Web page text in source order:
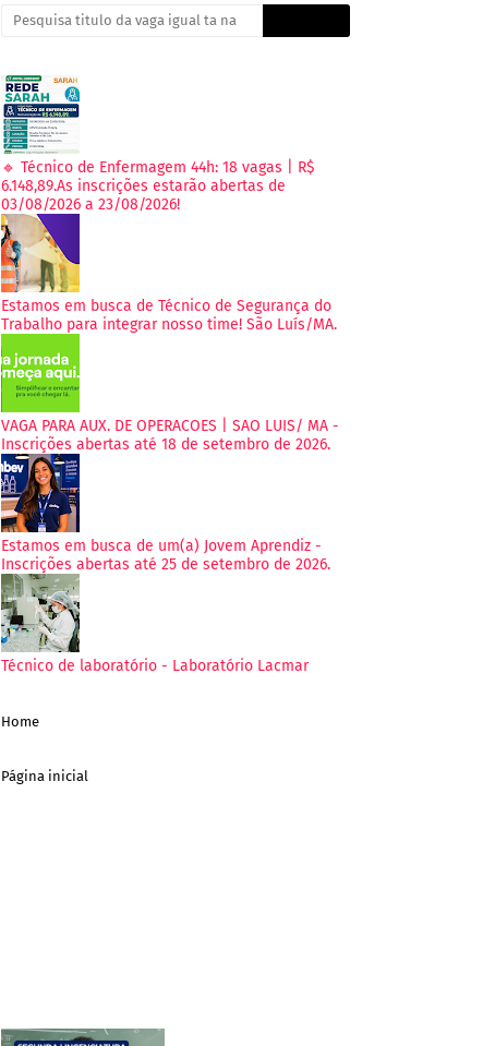
🔹 Técnico de Enfermagem 44h: 18 vagas | R$
6.148,89.As inscrições estarão abertas de
03/08/2026 a 23/08/2026!
Estamos em busca de Técnico de Segurança do
Trabalho para integrar nosso time! São Luís/MA.
VAGA PARA AUX. DE OPERACOES | SAO LUIS/ MA -
Inscrições abertas até 18 de setembro de 2026.
Estamos em busca de um(a) Jovem Aprendiz -
Inscrições abertas até 25 de setembro de 2026.
Técnico de laboratório - Laboratório Lacmar
Home
Página inicial